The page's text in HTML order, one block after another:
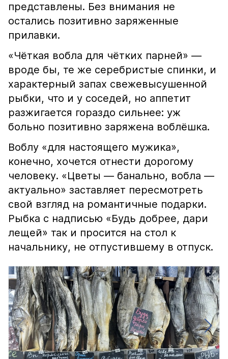
представлены. Без внимания не
остались позитивно заряженные
прилавки.
«Чёткая вобла для чётких парней» —
вроде бы, те же серебристые спинки, и
характерный запах свежевысушенной
рыбки, что и у соседей, но аппетит
разжигается гораздо сильнее: уж
больно позитивно заряжена воблёшка.
Воблу «для настоящего мужика»,
конечно, хочется отнести дорогому
человеку. «Цветы — банально, вобла —
актуально» заставляет пересмотреть
свой взгляд на романтичные подарки.
Рыбка с надписью «Будь добрее, дари
лещей» так и просится на стол к
начальнику, не отпустившему в отпуск.